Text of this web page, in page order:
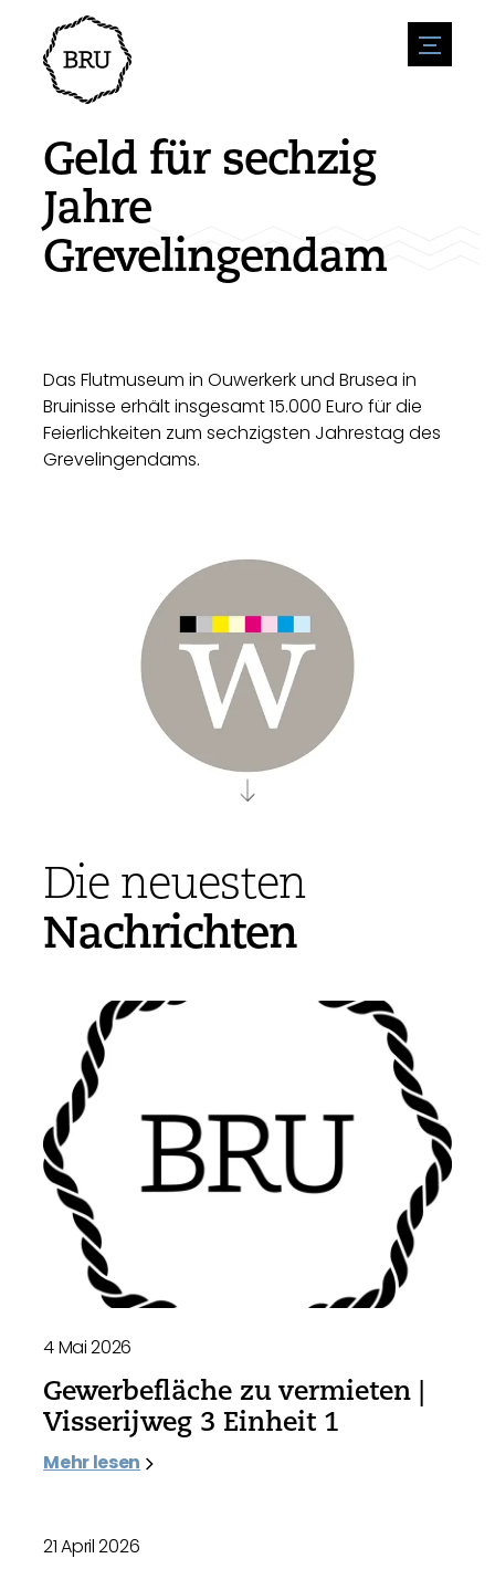
menu
Veranstaltungskalender
Veranstaltung anmelden
Übernachtung
Geschäfte
Natur & wasser
Sport
Sehenswürdigkeiten
Zugänglichkeit
Parken
Wohnumfeld
Um zu unternehmen
Stellenangebote
Nachrichtenübersicht
Geld für sechzig
Jahre
Grevelingendam
Das Flutmuseum in Ouwerkerk und Brusea in
Bruinisse erhält insgesamt 15.000 Euro für die
Feierlichkeiten zum sechzigsten Jahrestag des
Grevelingendams.
Die neuesten
Nachrichten
4 Mai 2026
Gewerbefläche zu vermieten |
Visserijweg 3 Einheit 1
Mehr lesen
21 April 2026